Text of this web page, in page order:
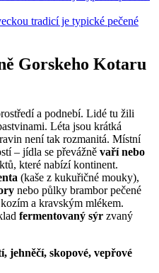
tradicí je typické pečené
Gorskeho Kotaru
a podnebí. Lidé tu žili
Léta jsou krátká
není tak rozmanitá. Místní
– jídla se převážně vaří nebo
které nabízí kontinent.
(kaše z kukuřičné mouky),
nebo půlky brambor pečené
a kravským mlékem.
fermentovaný sýr zvaný
jehněčí, skopové, vepřové